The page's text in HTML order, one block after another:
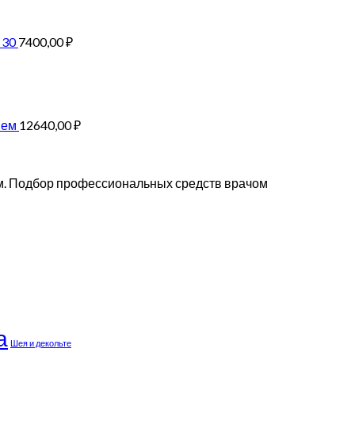
7400,00₽
12640,00₽
Подбор профессиональных средств врачом
Шея и декольте